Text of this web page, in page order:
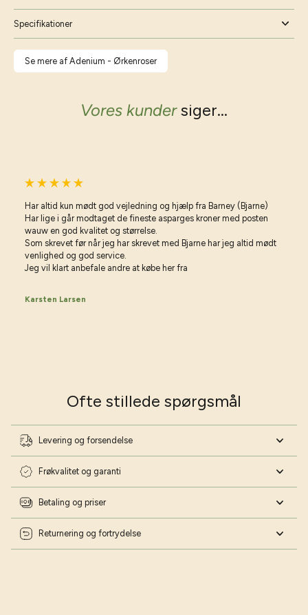
Specifikationer
Se mere af Adenium - Ørkenroser
Vores kundersiger...
Har altid kun mødt god vejledning og hjælp fra Barney (Bjarne)
Har lige i går modtaget de fineste asparges kroner med posten
wauw en god kvalitet og størrelse.
Som skrevet før når jeg har skrevet med Bjarne har jeg altid mødt
venlighed og god service.
Jeg vil klart anbefale andre at købe her fra
Karsten Larsen
Ofte stillede spørgsmål
Levering og forsendelse
Frøkvalitet og garanti
Betaling og priser
Returnering og fortrydelse